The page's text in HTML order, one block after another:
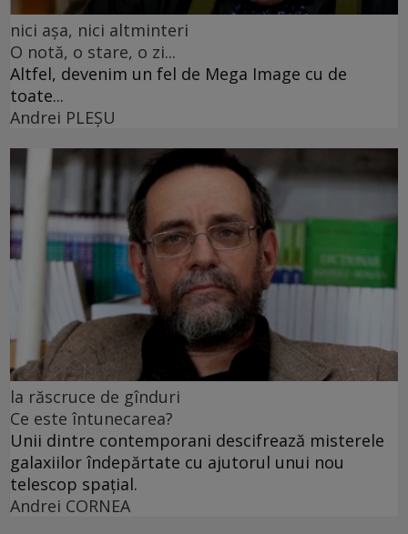
nici așa, nici altminteri
O notă, o stare, o zi...
Altfel, devenim un fel de Mega Image cu de
toate...
Andrei PLEŞU
la răscruce de gînduri
Ce este întunecarea?
Unii dintre contemporani descifrează misterele
galaxiilor îndepărtate cu ajutorul unui nou
telescop spațial.
Andrei CORNEA